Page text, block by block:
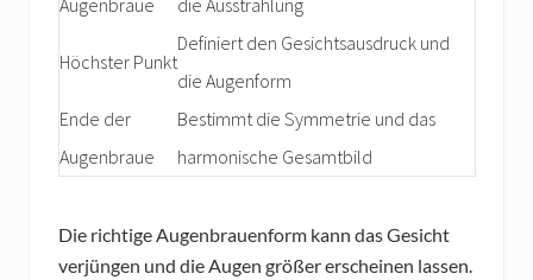
Augenbraue die Ausstrahlung
Höchster Punkt
Definiert den Gesichtsausdruck und
die Augenform
Ende der
Augenbraue
Bestimmt die Symmetrie und das
harmonische Gesamtbild
Die richtige Augenbrauenform kann das Gesicht
verjüngen und die Augen größer erscheinen lassen.